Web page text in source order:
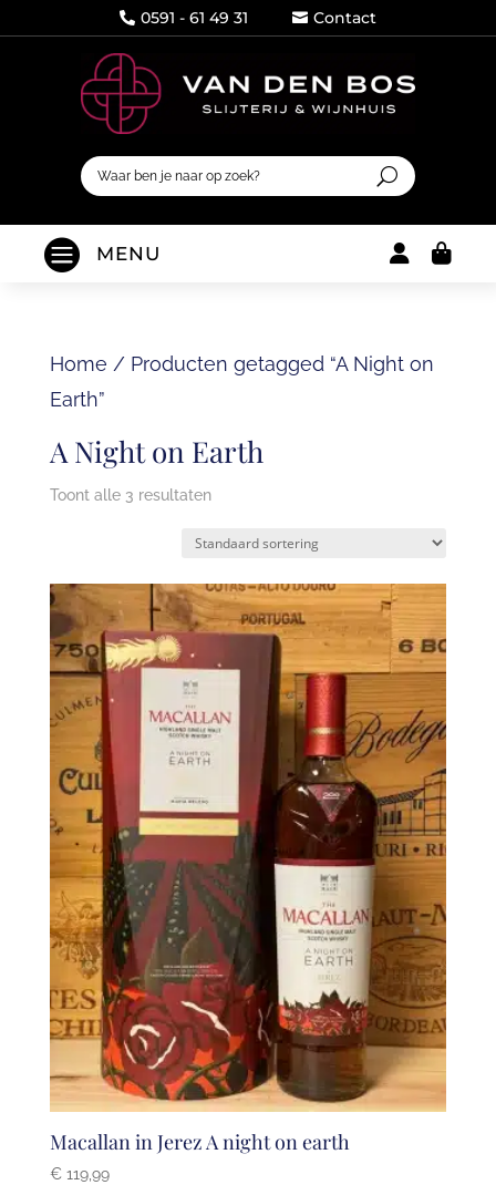
 0591 - 61 49 31  Contact
 MENU 
Home / Producten getagged “A Night on
Earth”
A Night on Earth
Toont alle 3 resultaten
Macallan in Jerez A night on earth
€119,99